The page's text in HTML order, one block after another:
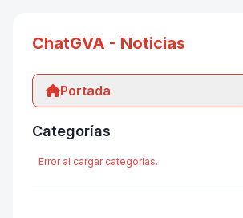
ChatGVA - Noticias
Portada
Categorías
Error al cargar categorías.